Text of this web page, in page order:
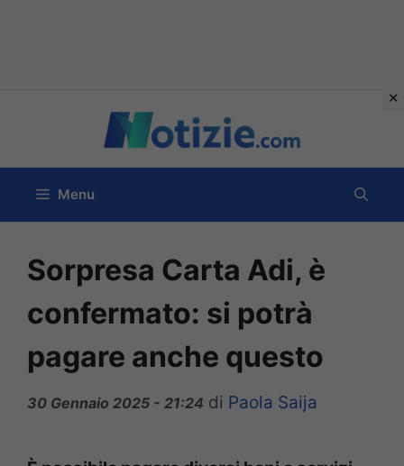
contenuto
Menu
Sorpresa Carta Adi, è
confermato: si potrà
pagare anche questo
30 Gennaio 2025 - 21:24 di Paola Saija